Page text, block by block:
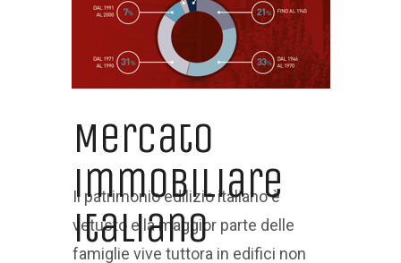
Mercato
immobiliare
italiano
Il patrimonio edilizio italiano è
vetusto e la maggior parte delle
famiglie vive tuttora in edifici non